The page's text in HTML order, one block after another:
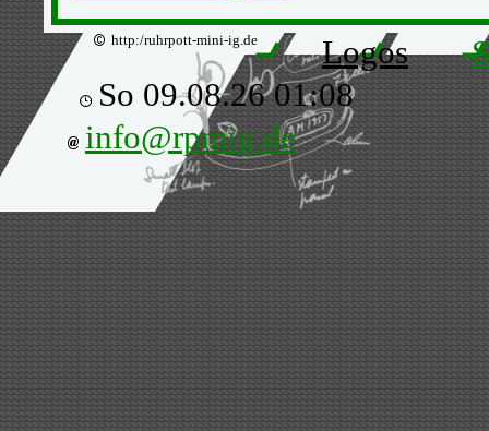
http:/ruhrpott-mini-ig.de Logos
So 09.08.26 01:08
info@rpmig.de